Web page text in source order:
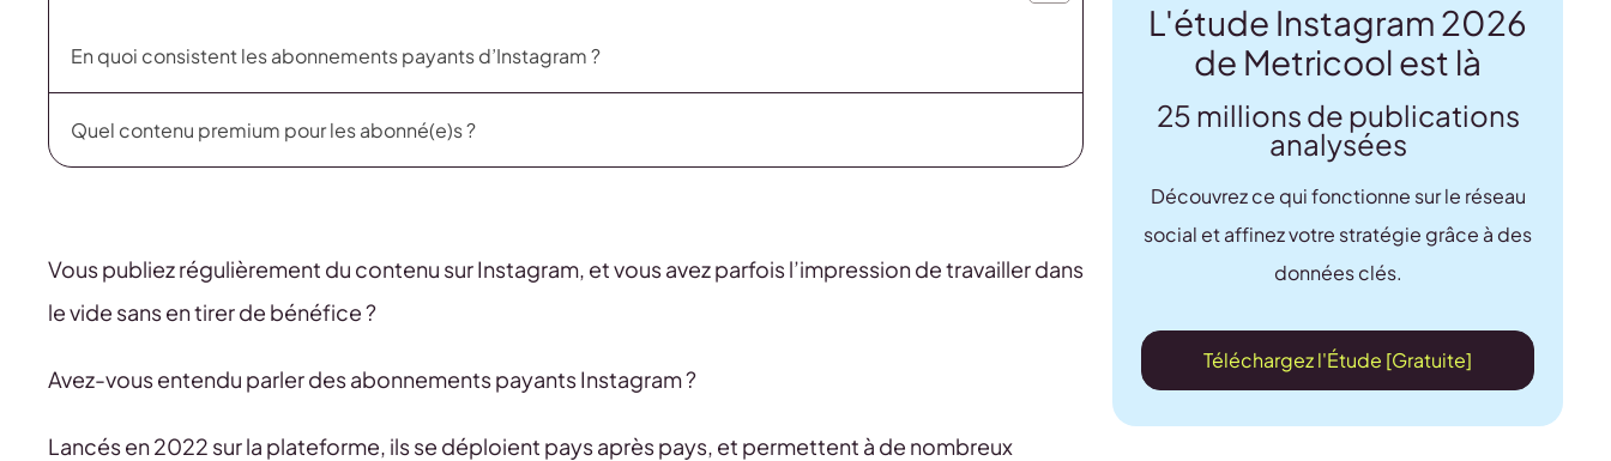
En quoi consistent les abonnements payants d’Instagram ?
Quel contenu premium pour les abonné(e)s ?
Vous publiez régulièrement du contenu sur Instagram, et vous avez parfois l’impression de travailler dans
le vide sans en tirer de bénéfice ?
Avez-vous entendu parler des abonnements payants Instagram ?
Lancés en 2022 sur la plateforme, ils se déploient pays après pays, et permettent à de nombreux
L'étude Instagram 2026
de Metricool est là
25 millions de publications
analysées
Découvrez ce qui fonctionne sur le réseau
social et affinez votre stratégie grâce à des
données clés.
Téléchargez l'Étude [Gratuite]